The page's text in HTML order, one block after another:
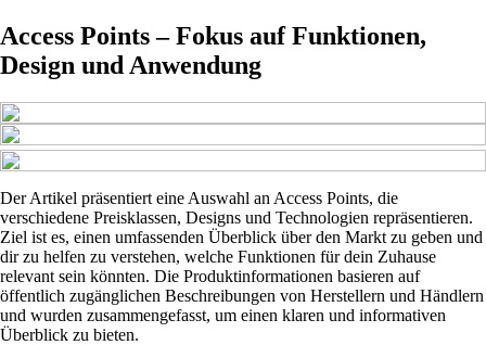
Access Points – Fokus auf Funktionen,
Design und Anwendung
Der Artikel präsentiert eine Auswahl an Access Points, die
verschiedene Preisklassen, Designs und Technologien repräsentieren.
Ziel ist es, einen umfassenden Überblick über den Markt zu geben und
dir zu helfen zu verstehen, welche Funktionen für dein Zuhause
relevant sein könnten. Die Produktinformationen basieren auf
öffentlich zugänglichen Beschreibungen von Herstellern und Händlern
und wurden zusammengefasst, um einen klaren und informativen
Überblick zu bieten.